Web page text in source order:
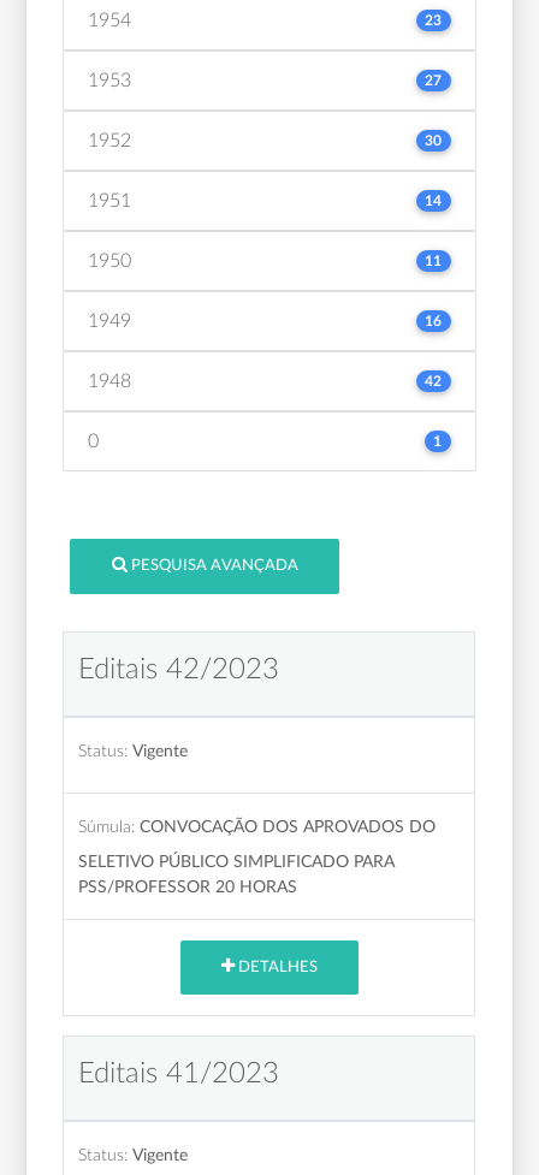
1954 23
1953 27
1952 30
1951 14
1950 11
1949 16
1948 42
0 1
PESQUISA AVANÇADA
Editais 42/2023
Status: Vigente
Súmula: CONVOCAÇÃO DOS APROVADOS DO
SELETIVO PÚBLICO SIMPLIFICADO PARA
PSS/PROFESSOR 20 HORAS
DETALHES
Editais 41/2023
Status: Vigente